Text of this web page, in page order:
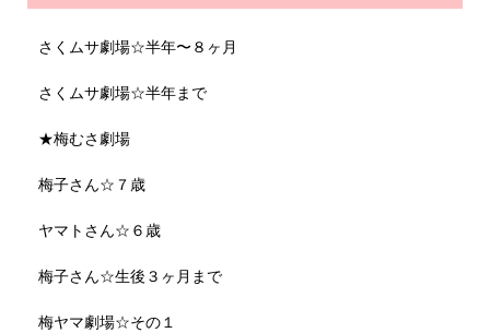
さくムサ劇場☆半年〜８ヶ月
さくムサ劇場☆半年まで
★梅むさ劇場
梅子さん☆７歳
ヤマトさん☆６歳
梅子さん☆生後３ヶ月まで
梅ヤマ劇場☆その１